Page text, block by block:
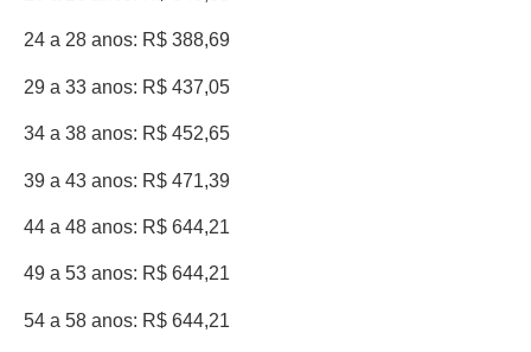
24 a 28 anos: R$ 388,69
29 a 33 anos: R$ 437,05
34 a 38 anos: R$ 452,65
39 a 43 anos: R$ 471,39
44 a 48 anos: R$ 644,21
49 a 53 anos: R$ 644,21
54 a 58 anos: R$ 644,21